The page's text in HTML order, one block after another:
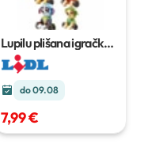
Lupilu plišana igračka
Komad
do 09.08
7,99 €